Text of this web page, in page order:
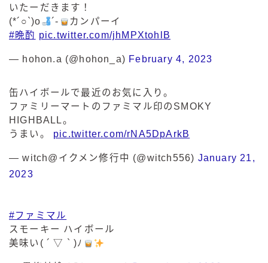
いたーだきます！
(*´○`)o
´-
カンパーイ
#晩酌 pic.twitter.com/jhMPXtohlB
— hohon.a (@hohon_a) February 4, 2023
缶ハイボールで最近のお気に入り。
ファミリーマートのファミマル印のSMOKY
HIGHBALL。
うまい。 pic.twitter.com/rNA5DpArkB
— witch@イクメン修行中 (@witch556) January 21,
2023
#ファミマル
スモーキー ハイボール
美味い( ´ ▽ ` )ﾉ